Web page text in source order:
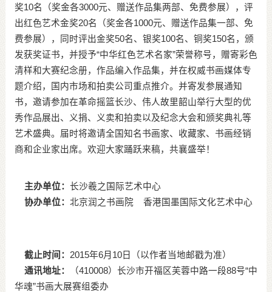
奖10名（奖金各3000元、赠送作品集两部、免费参展），评
出红色艺术金奖20名（奖金各1000元、赠送作品集一部、免
费参展），同时评出金奖50名、银奖100名、铜奖150名，颁
发获奖证书，并授予“中华红色艺术名家”荣誉称号，赠寄彩色
清样和大赛纪念册，作品编入作品集，并在权威书画媒体专
题介绍，国内市场和拍卖公司重点推介。并寄发参展通知
书，邀请参加在革命摇篮长沙、伟人故里韶山举行大型的优
秀作品展出、义捐、义卖和拍卖以及纪念大会和颁奖典礼等
艺术盛典。届时将邀请全国知名书画家、收藏家、书画经销
商和企业家出席。欢迎大家踊跃来稿，共襄盛举！
主办单位： 长沙羲之国际艺术中心
协办单位： 北京润之书画院 香港国墨国际文化艺术中心
截止时间： 2015年6月10日（以作者当地邮戳为准）
通讯地址：
（410008）长沙市开福区芙蓉中路一段88号“中
华魂”书画大展赛组委办